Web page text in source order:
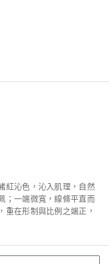
紅沁色，沁入肌理，自然
；一端微寬，線條平直而
重在形制與比例之端正，